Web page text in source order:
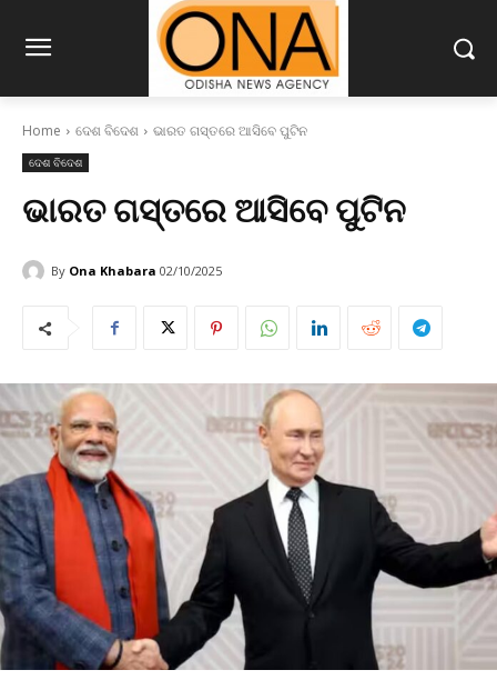
Home ଦେଶ ବିଦେଶ ଭାରତ ଗସ୍ତରେ ଆସିବେ ପୁଟିନ
ଦେଶ ବିଦେଶ
ଭାରତ ଗସ୍ତରେ ଆସିବେ ପୁଟିନ
By Ona Khabara 02/10/2025